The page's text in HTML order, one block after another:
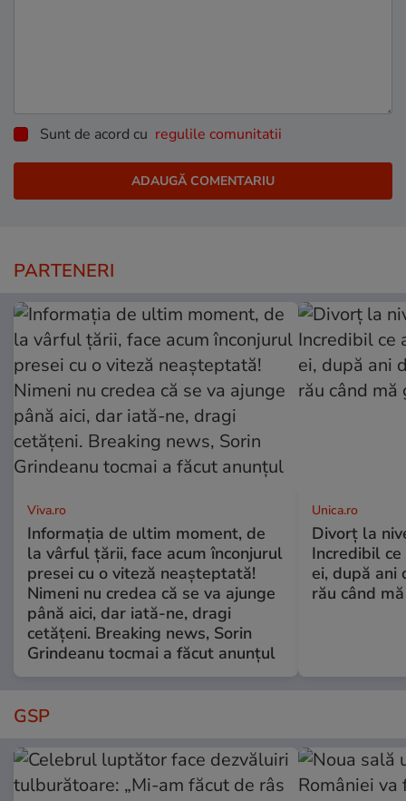
Sunt de acord cu regulile comunitatii
PARTENERI
Viva.ro
Informația de ultim moment, de
la vârful țării, face acum înconjurul
presei cu o viteză neașteptată!
Nimeni nu credea că se va ajunge
până aici, dar iată-ne, dragi
cetățeni. Breaking news, Sorin
Grindeanu tocmai a făcut anunțul
Unica.ro
Divorț la
Incredibil
ei, după ani
rău când
GSP